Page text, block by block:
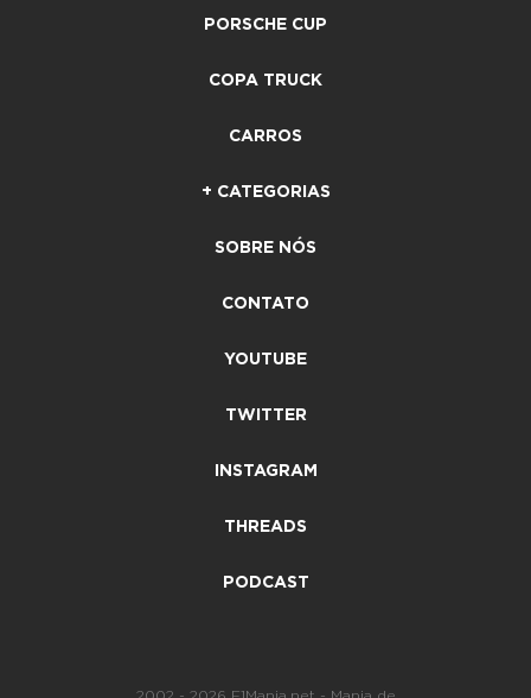
PORSCHE CUP
COPA TRUCK
CARROS
+ CATEGORIAS
SOBRE NÓS
CONTATO
YOUTUBE
TWITTER
INSTAGRAM
THREADS
PODCAST